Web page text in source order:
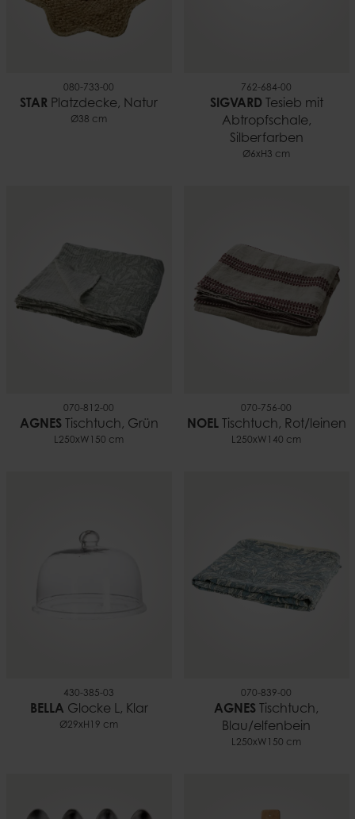
080-733-00
STAR Platzdecke, Natur
Ø38 cm
762-684-00
SIGVARD Tesieb mit
Abtropfschale,
Silberfarben
Ø6xH3 cm
070-812-00
AGNESTischtuch, Grün
L250xW150 cm
070-756-00
NOELTischtuch, Rot/leinen
L250xW140 cm
430-385-03
BELLA Glocke L, Klar
Ø29xH19 cm
070-839-00
AGNES Tischtuch,
Blau/elfenbein
L250xW150 cm